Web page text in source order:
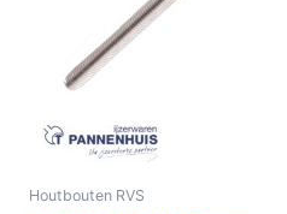
Houtbouten RVS